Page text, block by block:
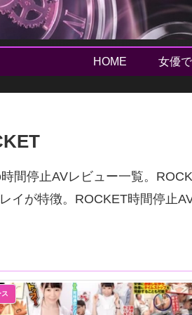
HOME 女優
間停止AVレビュー一覧。
イが特徴。ROCKET時間停止